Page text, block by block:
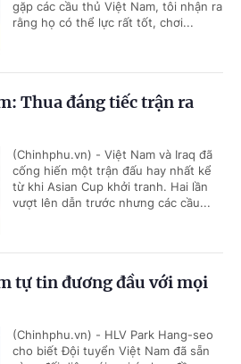
gặp các cầu thủ Việt Nam, tôi nhận ra
rằng họ có thể lực rất tốt, chơi...
Thua đáng tiếc trận ra
(Chinhphu.vn) - Việt Nam và Iraq đã
cống hiến một trận đấu hay nhất kể
từ khi Asian Cup khởi tranh. Hai lần
vượt lên dẫn trước nhưng các cầu...
tự tin đương đầu với mọi
(Chinhphu.vn) - HLV Park Hang-seo
cho biết Đội tuyển Việt Nam đã sẵn